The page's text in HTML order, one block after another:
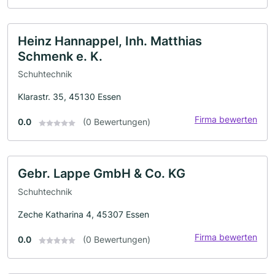
Heinz Hannappel, Inh. Matthias
Schmenk e. K.
Schuhtechnik
Klarastr. 35, 45130 Essen
0.0 (0 Bewertungen) Firma bewerten
Gebr. Lappe GmbH & Co. KG
Schuhtechnik
Zeche Katharina 4, 45307 Essen
0.0 (0 Bewertungen) Firma bewerten